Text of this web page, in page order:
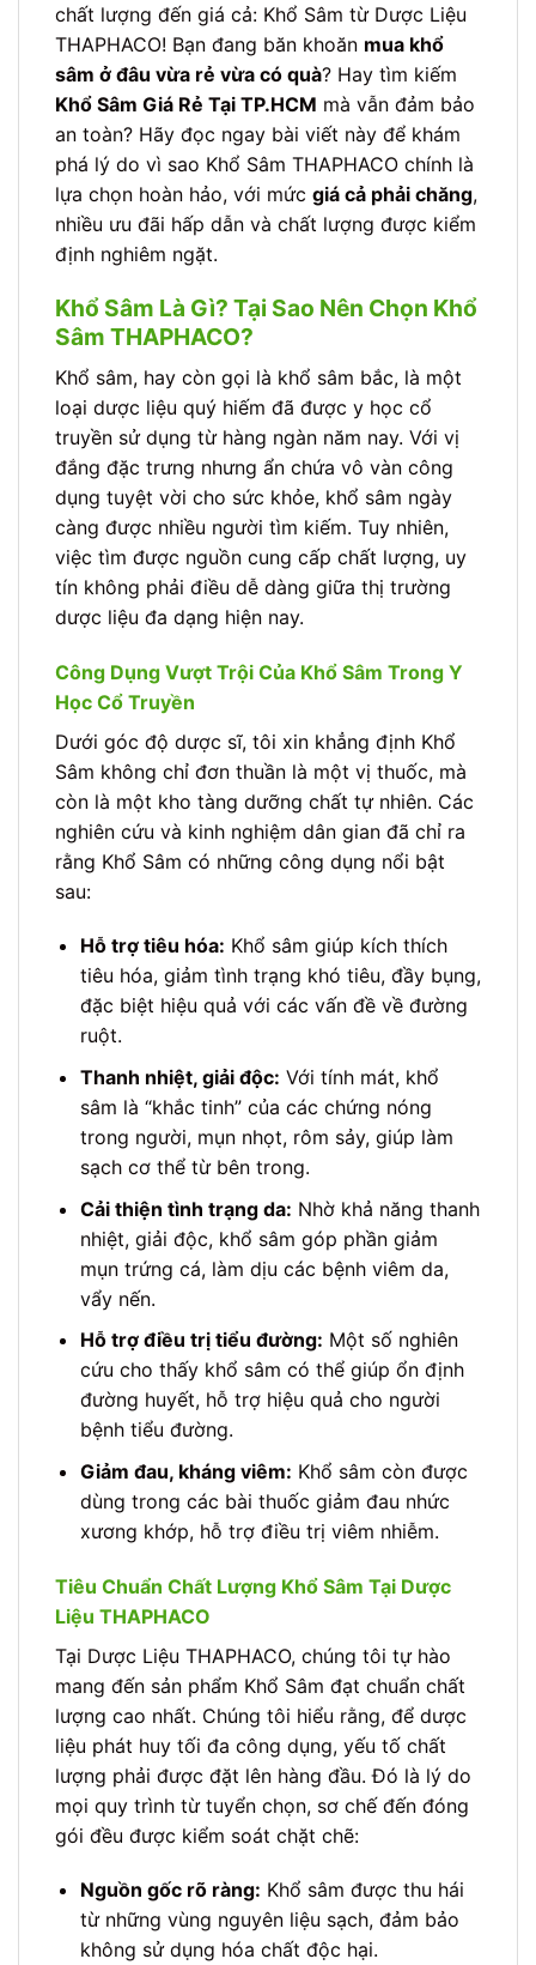
chất lượng đến giá cả: Khổ Sâm từ Dược Liệu
THAPHACO! Bạn đang băn khoăn mua khổ
sâm ở đâu vừa rẻ vừa có quà? Hay tìm kiếm
Khổ Sâm Giá Rẻ Tại TP.HCM mà vẫn đảm bảo
an toàn? Hãy đọc ngay bài viết này để khám
phá lý do vì sao Khổ Sâm THAPHACO chính là
lựa chọn hoàn hảo, với mức giá cả phải chăng,
nhiều ưu đãi hấp dẫn và chất lượng được kiểm
định nghiêm ngặt.
Khổ Sâm Là Gì? Tại Sao Nên Chọn Khổ
Sâm THAPHACO?
Khổ sâm, hay còn gọi là khổ sâm bắc, là một
loại dược liệu quý hiếm đã được y học cổ
truyền sử dụng từ hàng ngàn năm nay. Với vị
đắng đặc trưng nhưng ẩn chứa vô vàn công
dụng tuyệt vời cho sức khỏe, khổ sâm ngày
càng được nhiều người tìm kiếm. Tuy nhiên,
việc tìm được nguồn cung cấp chất lượng, uy
tín không phải điều dễ dàng giữa thị trường
dược liệu đa dạng hiện nay.
Công Dụng Vượt Trội Của Khổ Sâm Trong Y
Học Cổ Truyền
Dưới góc độ dược sĩ, tôi xin khẳng định Khổ
Sâm không chỉ đơn thuần là một vị thuốc, mà
còn là một kho tàng dưỡng chất tự nhiên. Các
nghiên cứu và kinh nghiệm dân gian đã chỉ ra
rằng Khổ Sâm có những công dụng nổi bật
sau:
Hỗ trợ tiêu hóa: Khổ sâm giúp kích thích
tiêu hóa, giảm tình trạng khó tiêu, đầy bụng,
đặc biệt hiệu quả với các vấn đề về đường
ruột.
Thanh nhiệt, giải độc: Với tính mát, khổ
sâm là “khắc tinh” của các chứng nóng
trong người, mụn nhọt, rôm sảy, giúp làm
sạch cơ thể từ bên trong.
Cải thiện tình trạng da: Nhờ khả năng thanh
nhiệt, giải độc, khổ sâm góp phần giảm
mụn trứng cá, làm dịu các bệnh viêm da,
vẩy nến.
Hỗ trợ điều trị tiểu đường: Một số nghiên
cứu cho thấy khổ sâm có thể giúp ổn định
đường huyết, hỗ trợ hiệu quả cho người
bệnh tiểu đường.
Giảm đau, kháng viêm: Khổ sâm còn được
dùng trong các bài thuốc giảm đau nhức
xương khớp, hỗ trợ điều trị viêm nhiễm.
Tiêu Chuẩn Chất Lượng Khổ Sâm Tại Dược
Liệu THAPHACO
Tại Dược Liệu THAPHACO, chúng tôi tự hào
mang đến sản phẩm Khổ Sâm đạt chuẩn chất
lượng cao nhất. Chúng tôi hiểu rằng, để dược
liệu phát huy tối đa công dụng, yếu tố chất
lượng phải được đặt lên hàng đầu. Đó là lý do
mọi quy trình từ tuyển chọn, sơ chế đến đóng
gói đều được kiểm soát chặt chẽ:
Nguồn gốc rõ ràng: Khổ sâm được thu hái
từ những vùng nguyên liệu sạch, đảm bảo
không sử dụng hóa chất độc hại.